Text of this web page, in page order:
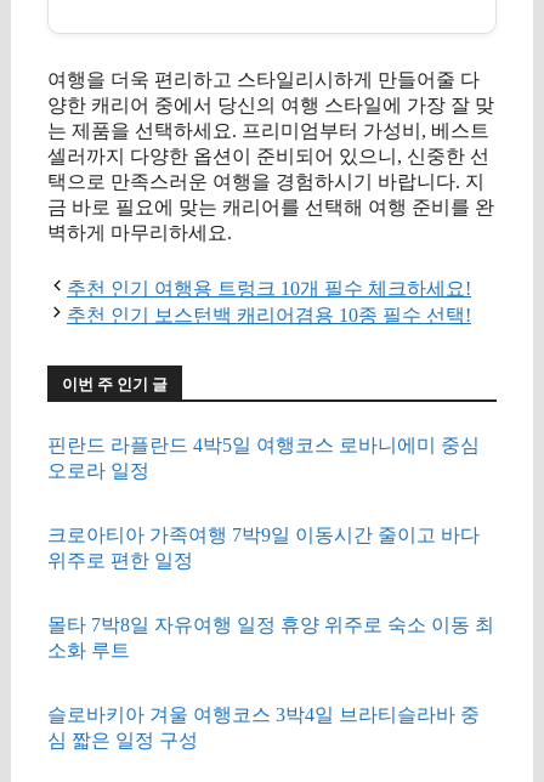
여행을 더욱 편리하고 스타일리시하게 만들어줄 다
양한 캐리어 중에서 당신의 여행 스타일에 가장 잘 맞
는 제품을 선택하세요. 프리미엄부터 가성비, 베스트
셀러까지 다양한 옵션이 준비되어 있으니, 신중한 선
택으로 만족스러운 여행을 경험하시기 바랍니다. 지
금 바로 필요에 맞는 캐리어를 선택해 여행 준비를 완
벽하게 마무리하세요.
추천 인기 여행용 트렁크 10개 필수 체크하세요!
추천 인기 보스턴백 캐리어겸용 10종 필수 선택!
이번 주 인기 글
핀란드 라플란드 4박5일 여행코스 로바니에미 중심
오로라 일정
크로아티아 가족여행 7박9일 이동시간 줄이고 바다
위주로 편한 일정
몰타 7박8일 자유여행 일정 휴양 위주로 숙소 이동 최
소화 루트
슬로바키아 겨울 여행코스 3박4일 브라티슬라바 중
심 짧은 일정 구성